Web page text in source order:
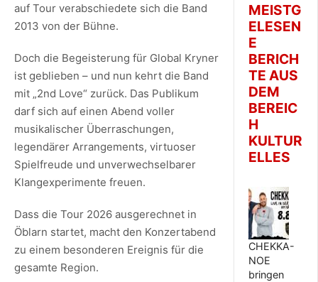
auf Tour verabschiedete sich die Band
2013 von der Bühne.
Doch die Begeisterung für Global Kryner
ist geblieben – und nun kehrt die Band
mit „2nd Love“ zurück. Das Publikum
darf sich auf einen Abend voller
musikalischer Überraschungen,
legendärer Arrangements, virtuoser
Spielfreude und unverwechselbarer
Klangexperimente freuen.
Dass die Tour 2026 ausgerechnet in
Öblarn startet, macht den Konzertabend
zu einem besonderen Ereignis für die
gesamte Region.
MEISTG
ELESEN
E
BERICH
TE AUS
DEM
BEREIC
H
KULTUR
ELLES
CHEKKA-
NOE
bringen